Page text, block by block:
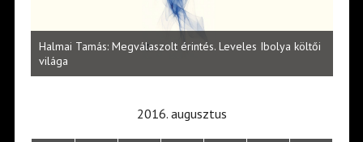
Halmai Tamás: Megválaszolt érintés. Leveles Ibolya költői
világa
2016. augusztus